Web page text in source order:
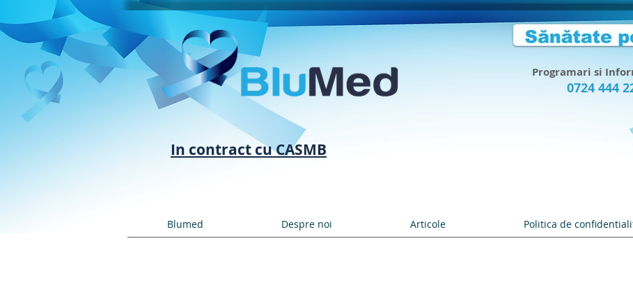
Programari si
0724 444
In contract cu CASMB
Blumed Despre noi Articole Politica de